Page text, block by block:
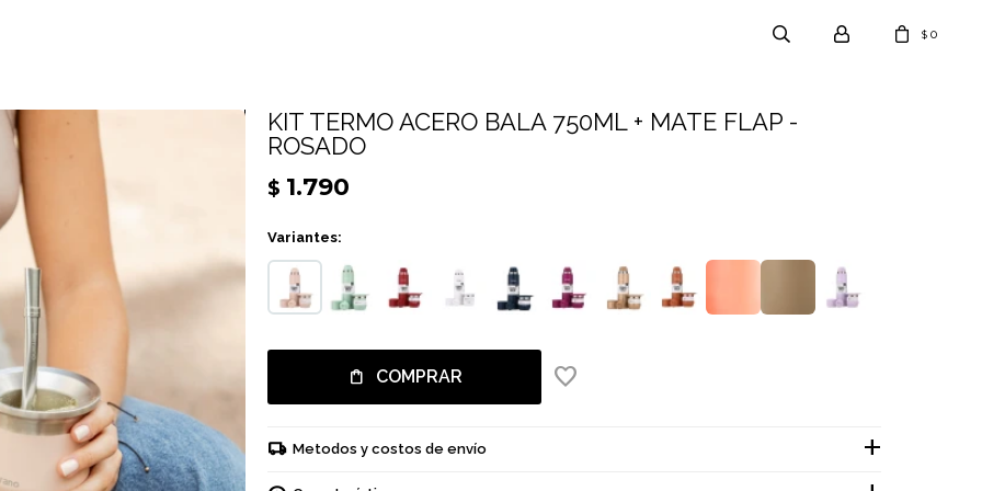
$ 0
KIT TERMO ACERO BALA 750ML + MATE FLAP -
ROSADO
$ 1.790
Variantes:
COMPRAR
Metodos y costos de envío